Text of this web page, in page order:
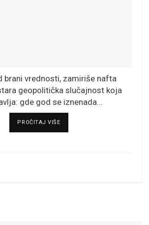
brani vrednosti, zamiriše nafta
geopolitička slučajnost koja
gde god se iznenada...
PROČITAJ VIŠEDETAILS